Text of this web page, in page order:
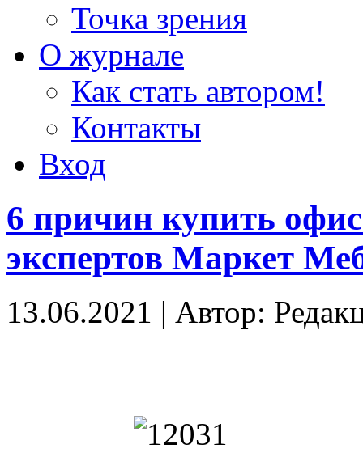
Точка зрения
О журнале
Как стать автором!
Контакты
Вход
6 причин купить
экспертов Маркет
13.06.2021 | Автор: